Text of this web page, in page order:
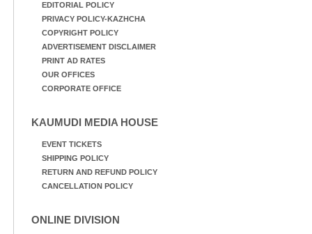
EDITORIAL POLICY
PRIVACY POLICY-KAZHCHA
COPYRIGHT POLICY
ADVERTISEMENT DISCLAIMER
PRINT AD RATES
OUR OFFICES
CORPORATE OFFICE
KAUMUDI MEDIA HOUSE
EVENT TICKETS
SHIPPING POLICY
RETURN AND REFUND POLICY
CANCELLATION POLICY
ONLINE DIVISION